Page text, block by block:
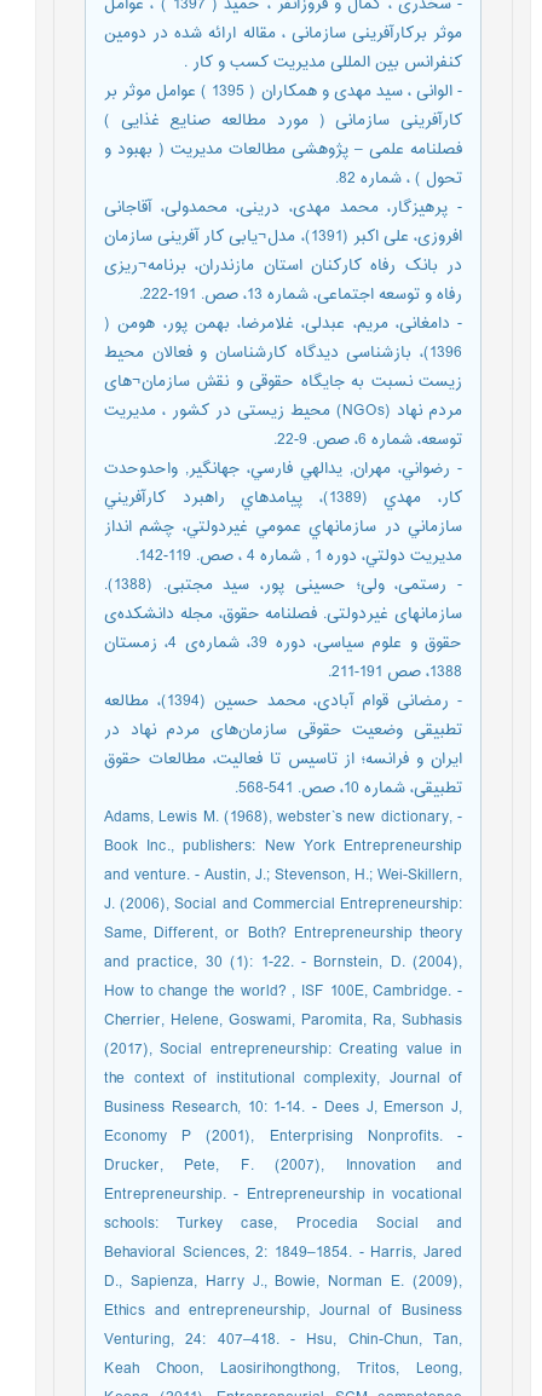
موثر برکارآفرینی سازمانی ، مقاله ارائه شده در دومین
کنفرانس بین المللی مدیریت کسب و کار .
- الوانی ، سید مهدی و همکاران ( 1395 ) عوامل موثر بر
کارآفرینی سازمانی ( مورد مطالعه صنایع غذایی )
فصلنامه علمی – پژوهشی مطالعات مدیریت ( بهبود و
تحول ) ، شماره 82.
- پرهیزگار، محمد مهدی، درینی، محمدولی، آقاجانی
افروزی، علی اکبر (1391)، مدل¬یابی کار آفرینی سازمان
در بانک رفاه کارکنان استان مازندران، برنامه¬ریزی
رفاه و توسعه اجتماعی، شماره 13، صص. 191-222.
- دامغانی، مریم، عبدلی، غلامرضا، بهمن پور، هومن (
1396)، بازشناسی دیدگاه کارشناسان و فعالان محیط
زیست نسبت به جایگاه حقوقی و نقش سازمان¬های
مردم نهاد (NGOs) محیط زیستی در کشور ، مدیریت
توسعه، شماره 6، صص. 9-22.
- رضواني، مهران, يدالهي فارسي، جهانگير, واحدوحدت
كار، مهدي (1389)، پيامدهاي راهبرد كارآفريني
سازماني در سازمانهاي عمومي غيردولتي، چشم انداز
مديريت دولتي، دوره 1 , شماره 4 ، صص. 119-142.
- رستمی، ولی؛ حسینی پور، سید مجتبی. (1388).
سازمانهای غیردولتی. فصلنامه حقوق، مجله دانشکده‌ی
حقوق و علوم سیاسی، دوره 39، شماره‌ی 4، زمستان
1388، صص 191-211.
- رمضانی قوام آبادی، محمد حسین (1394)، مطالعه
تطبیقی وضعیت حقوقی سازمان‌های مردم نهاد در
ایران و فرانسه؛ از تاسیس تا فعالیت، مطالعات حقوق
تطبیقی، شماره 10، صص. 541-568.
- Adams, Lewis M. (1968), webster`s new dictionary,
Book Inc., publishers: New York Entrepreneurship
and venture. - Austin, J.; Stevenson, H.; Wei-Skillern,
J. (2006), Social and Commercial Entrepreneurship:
Same, Different, or Both? Entrepreneurship theory
and practice, 30 (1): 1-22. - Bornstein, D. (2004),
How to change the world? , ISF 100E, Cambridge. -
Cherrier, Helene, Goswami, Paromita, Ra, Subhasis
(2017), Social entrepreneurship: Creating value in
the context of institutional complexity, Journal of
Business Research, 10: 1-14. - Dees J, Emerson J,
Economy P (2001), Enterprising Nonprofits. -
Drucker, Pete, F. (2007), Innovation and
Entrepreneurship. - Entrepreneurship in vocational
schools: Turkey case, Procedia Social and
Behavioral Sciences, 2: 1849–1854. - Harris, Jared
D., Sapienza, Harry J., Bowie, Norman E. (2009),
Ethics and entrepreneurship, Journal of Business
Venturing, 24: 407–418. - Hsu, Chin-Chun, Tan,
Keah Choon, Laosirihongthong, Tritos, Leong,